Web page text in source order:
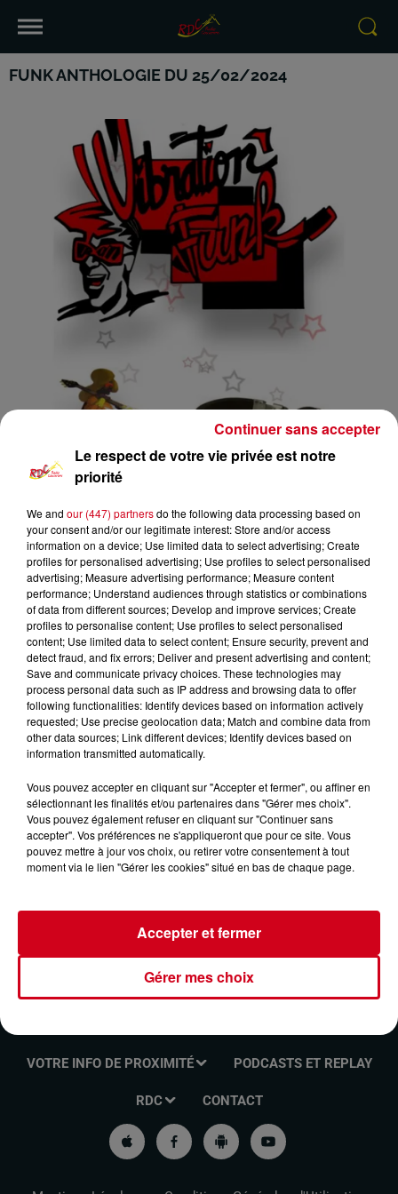
FUNK ANTHOLOGIE DU 25/02/2024
Funk Anthologie RDC
RDC
Funk Anthologie
0:00 5 sec
25 février 2024 - 5 sec
FUNK ANTHOLOGIE DU 25/02/2024
Funk Anthologie
VOTRE INFO DE PROXIMITÉ PODCASTS ET REPLAY
RDC CONTACT
Le respect de votre vie privée est notre
priorité
We and our (447) partnersdo the following data processing based on
your consent and/or our legitimate interest: Store and/or access
information on a device; Use limited data to select advertising; Create
profiles for personalised advertising; Use profiles to select personalised
advertising; Measure advertising performance; Measure content
performance; Understand audiences through statistics or combinations
of data from different sources; Develop and improve services; Create
profiles to personalise content; Use profiles to select personalised
content; Use limited data to select content; Ensure security, prevent and
detect fraud, and fix errors; Deliver and present advertising and content;
Save and communicate privacy choices. These technologies may
process personal data such as IP address and browsing data to offer
following functionalities: Identify devices based on information actively
requested; Use precise geolocation data; Match and combine data from
other data sources; Link different devices; Identify devices based on
information transmitted automatically.
Vous pouvez accepter en cliquant sur "Accepter et fermer", ou affiner en
sélectionnant les finalités et/ou partenaires dans "Gérer mes choix".
Vous pouvez également refuser en cliquant sur "Continuer sans
accepter". Vos préférences ne s'appliqueront que pour ce site. Vous
pouvez mettre à jour vos choix, ou retirer votre consentement à tout
moment via le lien "Gérer les cookies" situé en bas de chaque page.
Gérer mes choix
Accepter et fermer
Continuer sans accepter